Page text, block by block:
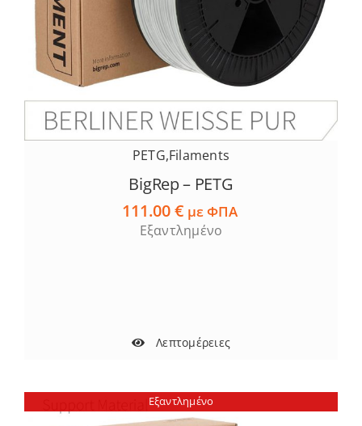
PETG,Filaments
BigRep – PETG
111.00€ με ΦΠΑ
Εξαντλημένο
Λεπτομέρειες
Εξαντλημένο